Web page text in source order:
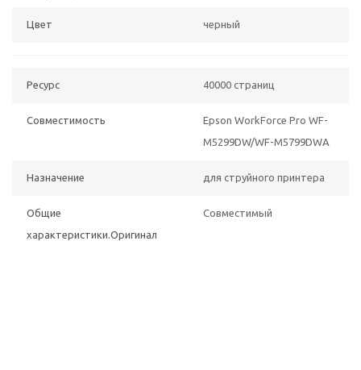
Цвет черный
Ресурс 40000 страниц
Совместимость
Epson WorkForce Pro WF-
M5299DW/WF-M5799DWА
Назначение для струйного принтера
Общие
характеристики.Оригинал
Совместимый